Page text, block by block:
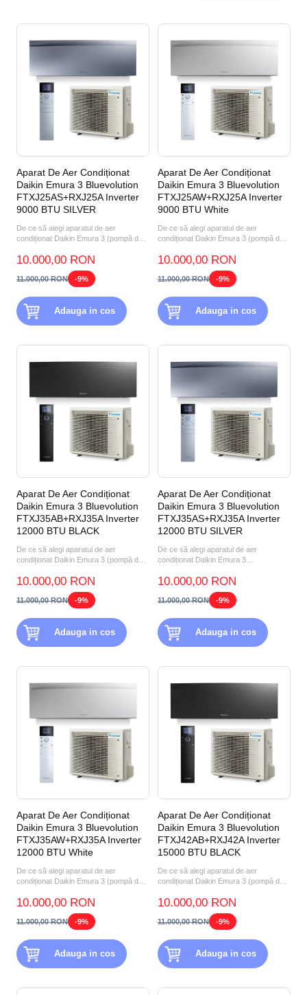
Aparat De Aer Condiționat
Daikin Emura 3 Bluevolution
FTXJ25AS+RXJ25A Inverter
9000 BTU SILVER
De ce să alegi aparatul de aer
condiționat Daikin Emura 3 (pompă de
10.000,00 RON
11.000,00 RON -9%
Adauga in cos
Aparat De Aer Condiționat
Daikin Emura 3 Bluevolution
FTXJ25AW+RXJ25A Inverter
9000 BTU White
De ce să alegi aparatul de aer
condiționat Daikin Emura 3 (pompă de
10.000,00 RON
11.000,00 RON -9%
Adauga in cos
Aparat De Aer Condiționat
Daikin Emura 3 Bluevolution
FTXJ35AB+RXJ35A Inverter
12000 BTU BLACK
De ce să alegi aparatul de aer
condiționat Daikin Emura 3 (pompă de
10.000,00 RON
11.000,00 RON -9%
Adauga in cos
Aparat De Aer Condiționat
Daikin Emura 3 Bluevolution
FTXJ35AS+RXJ35A Inverter
12000 BTU SILVER
De ce să alegi aparatul de aer
condiționat Daikin Emura 3
SILVER?...
10.000,00 RON
11.000,00 RON -9%
Adauga in cos
Aparat De Aer Condiționat
Daikin Emura 3 Bluevolution
FTXJ35AW+RXJ35A Inverter
12000 BTU White
De ce să alegi aparatul de aer
condiționat Daikin Emura 3 (pompă de
10.000,00 RON
11.000,00 RON -9%
Adauga in cos
Aparat De Aer Condiționat
Daikin Emura 3 Bluevolution
FTXJ42AB+RXJ42A Inverter
15000 BTU BLACK
De ce să alegi aparatul de aer
condiționat Daikin Emura 3 (pompă de
10.000,00 RON
11.000,00 RON -9%
Adauga in cos